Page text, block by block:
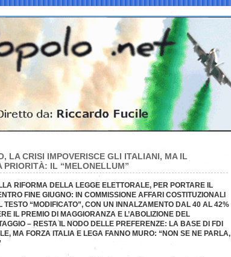
LA CRISI IMPOVERISCE GLI ITALIANI, MA IL
PRIORITÀ: IL “MELONELLUM”
RIFORMA DELLA LEGGE ELETTORALE, PER PORTARE IL
FINE GIUGNO: IN COMMISSIONE AFFARI COSTITUZIONALI
“MODIFICATO”, CON UN INNALZAMENTO DAL 40 AL 42%
IL PREMIO DI MAGGIORANZA E L’ABOLIZIONE DEL
– RESTA IL NODO DELLE PREFERENZE: LA BASE DI FDI
MA FORZA ITALIA E LEGA FANNO MURO: “NON SE NE PARLA,